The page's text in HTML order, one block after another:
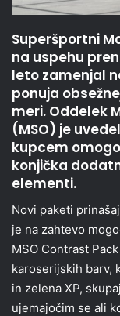
Superšportni
na uspehu
leto zamenjal
ponuja
meri. Oddelek
(MSO) je
kupcem
konjička
elementi.
Novi paketi
je na zahtevo
MSO Contrast
karoserijskih barv,
in zelena XP,
ujemajočim se ali